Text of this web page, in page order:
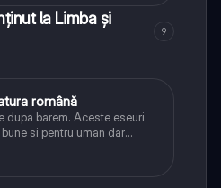
la Limba și
9
română
dupa barem. Aceste eseuri
si pentru uman dar
si caracrerizarile.